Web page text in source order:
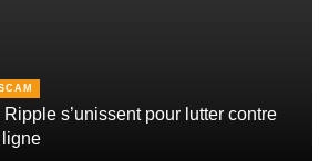
s’unissent pour lutter contre
ligne